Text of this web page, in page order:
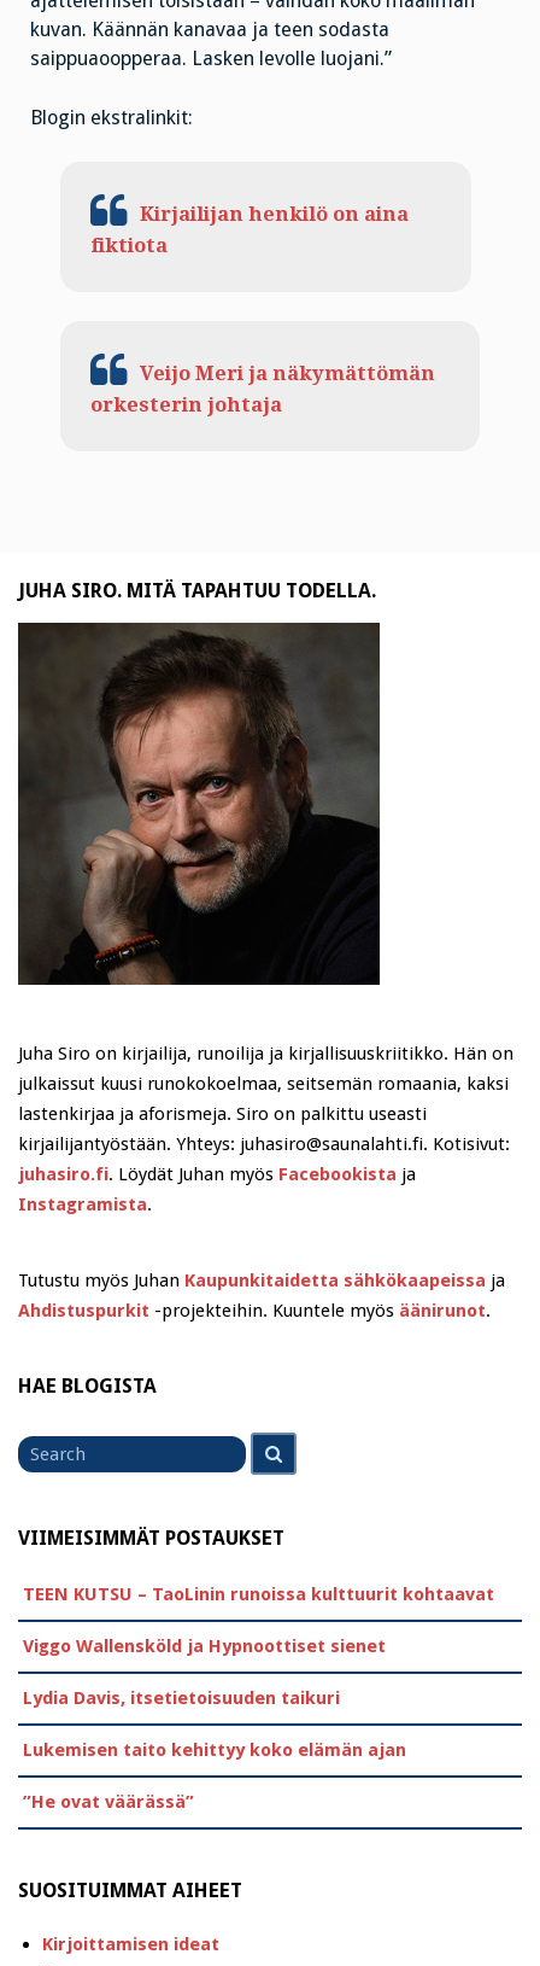
kuvan. Käännän kanavaa ja teen sodasta
saippuaoopperaa. Lasken levolle luojani.”
Blogin ekstralinkit:
Kirjailijan henkilö on aina
fiktiota
Veijo Meri ja näkymättömän
orkesterin johtaja
JUHA SIRO. MITÄ TAPAHTUU TODELLA.
Juha Siro on kirjailija, runoilija ja kirjallisuuskriitikko. Hän on
julkaissut kuusi runokokoelmaa, seitsemän romaania, kaksi
lastenkirjaa ja aforismeja. Siro on palkittu useasti
kirjailijantyöstään. Yhteys: juhasiro@saunalahti.fi. Kotisivut:
juhasiro.fi. Löydät Juhan myös Facebookista ja
Instagramista.
Tutustu myös Juhan Kaupunkitaidetta sähkökaapeissa ja
Ahdistuspurkit -projekteihin. Kuuntele myös äänirunot.
HAE BLOGISTA
Search
for
VIIMEISIMMÄT POSTAUKSET
TEEN KUTSU – TaoLinin runoissa kulttuurit kohtaavat
Viggo Wallensköld ja Hypnoottiset sienet
Lydia Davis, itsetietoisuuden taikuri
Lukemisen taito kehittyy koko elämän ajan
”He ovat väärässä”
SUOSITUIMMAT AIHEET
Kirjoittamisen ideat